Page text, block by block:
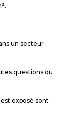
un secteur
questions ou
exposé sont